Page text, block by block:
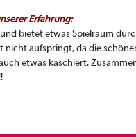
Erfahrung:
bietet etwas Spielraum
nicht aufspringt, da die
etwas kaschiert.